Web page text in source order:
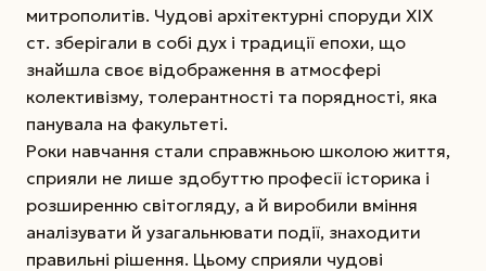
митрополитів. Чудові архітектурні споруди ХІХ
ст. зберігали в собі дух і традиції епохи, що
знайшла своє відображення в атмосфері
колективізму, толерантності та порядності, яка
панувала на факультеті.
Роки навчання стали справжньою школою життя,
сприяли не лише здобуттю професії історика і
розширенню світогляду, а й виробили вміння
аналізувати й узагальнювати події, знаходити
правильні рішення. Цьому сприяли чудові